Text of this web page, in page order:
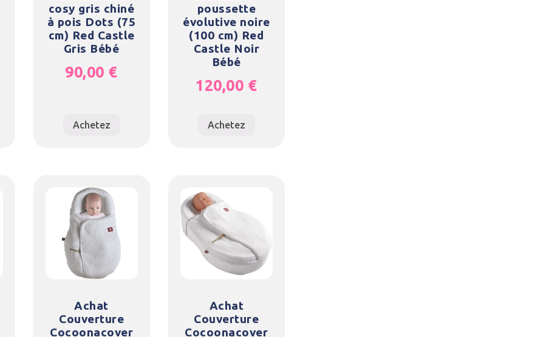
cosy gris chiné
à pois Dots (75
cm) Red Castle
Gris Bébé
90,00 €
Achetez
poussette
évolutive noire
(100 cm) Red
Castle Noir
Bébé
120,00 €
Achetez
Achat
Couverture
Cocoonacover
Achat
Couverture
Cocoonacover